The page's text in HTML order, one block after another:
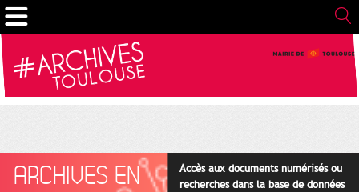
ARCHIVES EN
Accès aux documents numérisés ou
recherches dans la base de données
Gestion de vos préférences sur les cookies